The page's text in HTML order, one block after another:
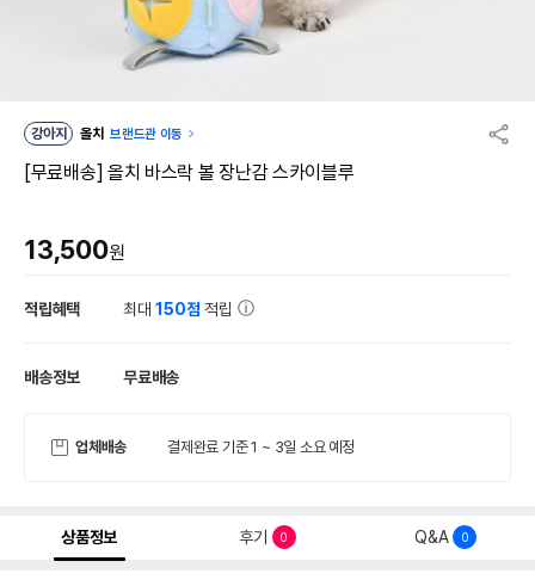
강아지 올치 브랜드관 이동
[무료배송] 올치 바스락 볼 장난감 스카이블루
13,500원
적립혜택 최대150점 적립
배송정보 무료배송
업체배송 결제완료 기준 1 ~ 3일 소요 예정
상품정보 후기 0 Q&A 0